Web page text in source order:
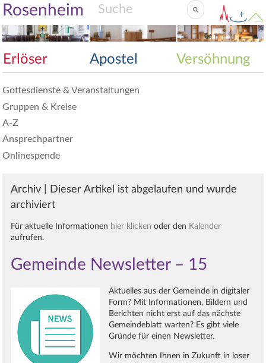
Rosenheim
Erlöser Apostel Versöhnung
Gottesdienste & Veranstaltungen
Gruppen & Kreise
A-Z
Ansprechpartner
Onlinespende
Archiv | Dieser Artikel ist abgelaufen und wurde
archiviert
Für aktuelle Informationen hier klicken oder den Kalender
aufrufen.
Gemeinde Newsletter – 15
Aktuelles aus der Gemeinde in digitaler
Form? Mit Informationen, Bildern und
Berichten nicht erst auf das nächste
Gemeindeblatt warten? Es gibt viele
Gründe für einen Newsletter.
Wir möchten Ihnen in Zukunft in loser